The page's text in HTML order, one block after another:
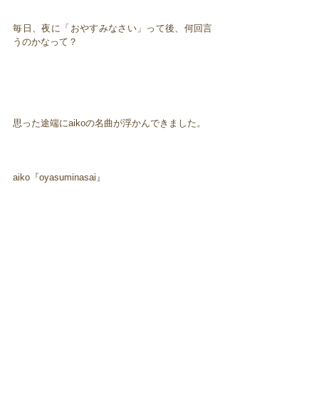
毎日、夜に「おやすみなさい」って後、何回言
うのかなって？
思った途端にaikoの名曲が浮かんできました。
aiko『oyasuminasai』